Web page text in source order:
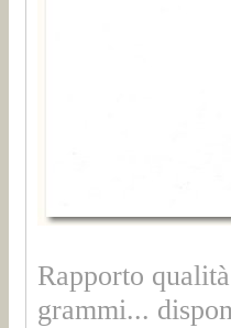
Rapporto
grammi...